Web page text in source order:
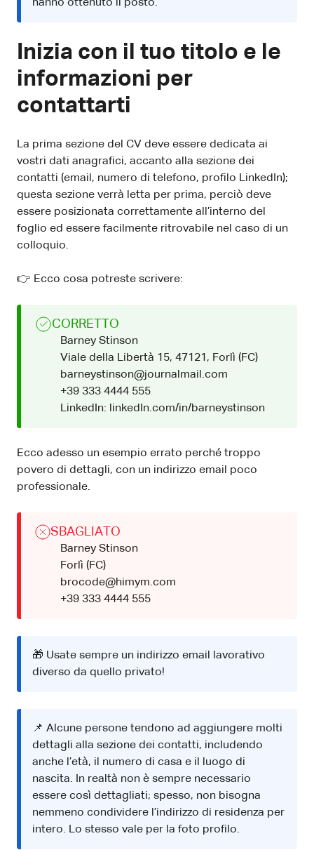
hanno ottenuto il posto.
Inizia con il tuo titolo e le
informazioni per
contattarti
La prima sezione del CV deve essere dedicata ai
vostri dati anagrafici, accanto alla sezione dei
contatti (email, numero di telefono, profilo LinkedIn);
questa sezione verrà letta per prima, perciò deve
essere posizionata correttamente all’interno del
foglio ed essere facilmente ritrovabile nel caso di un
colloquio.
👉 Ecco cosa potreste scrivere:
CORRETTO
Barney Stinson
Viale della Libertà 15, 47121, Forlì (FC)
barneystinson@journalmail.com
+39 333 4444 555
LinkedIn: linkedIn.com/in/barneystinson
Ecco adesso un esempio errato perché troppo
povero di dettagli, con un indirizzo email poco
professionale.
SBAGLIATO
Barney Stinson
Forlì (FC)
brocode@himym.com
+39 333 4444 555
🎁 Usate sempre un indirizzo email lavorativo
diverso da quello privato!
📌 Alcune persone tendono ad aggiungere molti
dettagli alla sezione dei contatti, includendo
anche l’età, il numero di casa e il luogo di
nascita. In realtà non è sempre necessario
essere così dettagliati; spesso, non bisogna
nemmeno condividere l’indirizzo di residenza per
intero. Lo stesso vale per la foto profilo.